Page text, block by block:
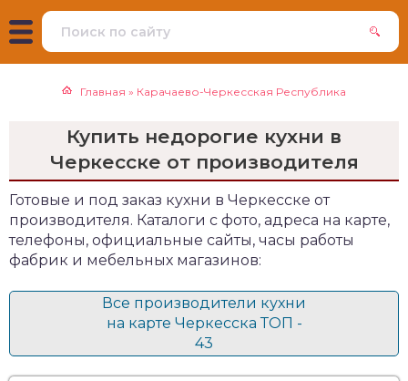
Главная » Карачаево-Черкесская Республика
Купить недорогие кухни в
Черкесске от производителя
Готовые и под заказ кухни в Черкесске от
производителя. Каталоги с фото, адреса на карте,
телефоны, официальные сайты, часы работы
фабрик и мебельных магазинов:
Все производители кухни
на карте Черкесска ТОП -
43